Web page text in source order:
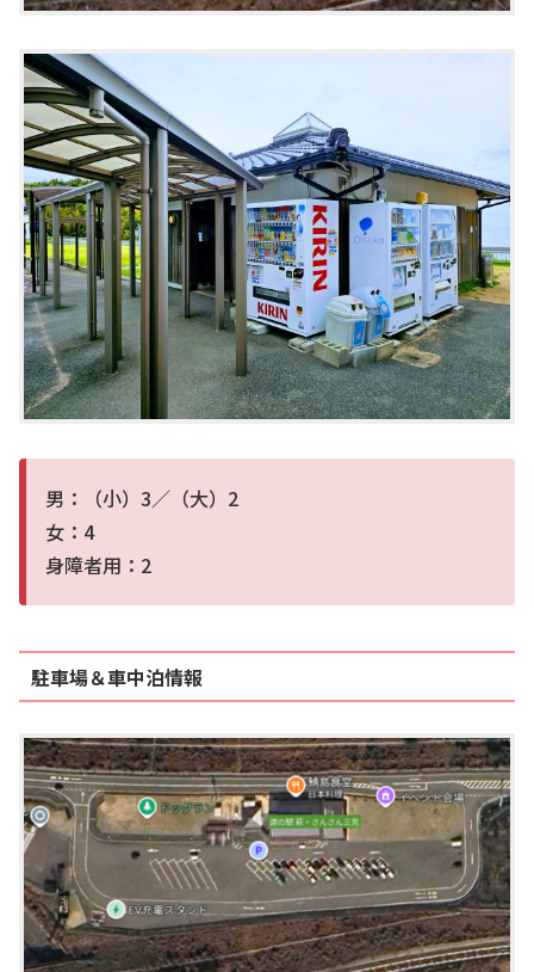
男：（小）3／（大）2
女：4
身障者用：2
駐車場＆車中泊情報